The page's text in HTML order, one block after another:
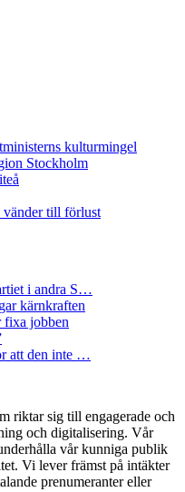
kulturmingel
Stockholm
vänder till förlust
i andra S…
kärnkraften
fixa jobben
att den inte …
riktar sig till engagerade och
och digitalisering. Vår
vår kunniga publik
Vi lever främst på intäkter
prenumeranter eller